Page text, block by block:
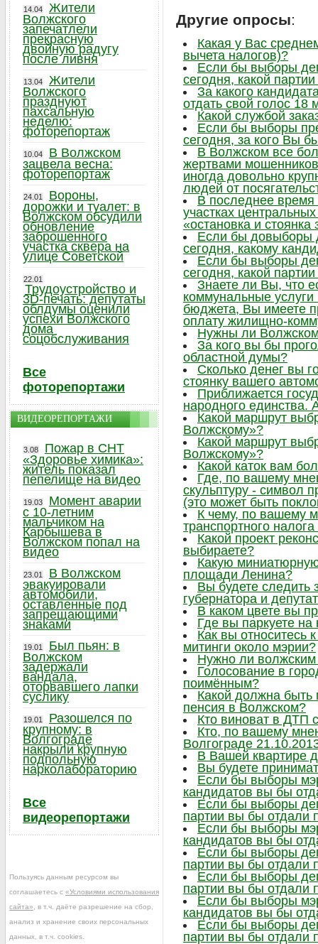
Другие опросы:
Какая у Вас
вычета налогов)?
Если бы выборы
сегодня, какой
За какого
отдать свой голос 18
Какой службой
Если бы выборы
сегодня, за кого Вы
В Волжском все
жертвами
иногда довольно
людей от
В последнее время
участках
«остановка и
Если бы довыборы
сегодня, какому
Если бы выборы
сегодня, какой
Знаете ли Вы, что
коммунальные
бюджета, Вы имеете
оплату жилищно-
Нужны ли
За кого вы бы
областной думы?
Сколько денег вы
стоянку вашего
Приближается
народного единства.
Какой маршрут
Волжскому»?
Какой маршрут
Волжскому»?
Какой каток вам
Где, по вашему
скульптуру - символ
(это может быть
К чему, по вашему
транспортного
Какой проект
выбираете?
Какую миниатюрную
площади Ленина?
Вы будете
губернатора и
В каком цвете вы
Где вы паркуете на
Как вы относитесь
митинги около мэрии?
Нужно ли волжским
Голосование в
поимённым?
Какой должна быть
пенсия в Волжском?
Кто виноват в ДТП
Кто, по вашему
Волгограде
В Вашей квартире
Вы будете
Если бы выборы
кандидатов вы бы
Если бы выборы
партии вы бы отдали
Если бы выборы
кандидатов вы бы
Если бы выборы
партии вы бы отдали
Если бы выборы
партии вы бы отдали
Если бы выборы
кандидатов вы бы
Если бы выборы
партии вы бы отдали
14.04
Жители
Волжского
запечатлели
прекрасную
двойную радугу
после ливня
13.04
Жители
Волжского
празднуют
пахсальную
неделю:
фоторепортаж
10.04
В Волжском
зацвела весна:
фоторепортаж
24.01
Вороны,
дорожки и туалет: в
Волжском обсудили
обновление
заброшенного
участка сквера на
улице Советской
22.01
Трудоустройство и
3D-печать: депутаты
облдумы оценили
успехи Волжского
дома
соцобслуживания
Все
фоторепортажи
ВИДЕОРЕПОРТАЖИ
3.08
Пожар в СНТ
«Здоровье химика»:
житель показал
пепелище на видео
19.03
Момент аварии
с 10-летним
мальчиком на
Карбышева в
Волжском попал на
видео
23.01
В Волжском
эвакуировали
автомобили,
оставленные под
запрещающими
знаками
19.01
Был пьян: в
Волжском
задержали
вандала,
оторвавшего лапки
суслику
19.01
Разошелся по
крупному: в
Волгограде
накрыли крупную
подпольную
нарколабораторию
Все
видеорепортажи
Пользуясь данным ресурсом вы
соглашаетесь с «Условиями использования
сайта» , в т.ч. даёте разрешение на сбор,
анализ и хранение своих персональных
данных, в т.ч. cookies.